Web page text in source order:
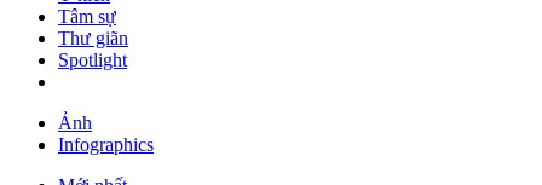
Tâm sự
Thư giãn
Spotlight
Ảnh
Infographics